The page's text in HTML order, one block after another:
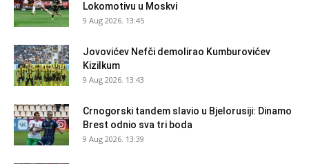
Lokomotivu u Moskvi
9 Aug 2026. 13:45
Jovovićev Nefči demolirao Kumburovićev
Kizilkum
9 Aug 2026. 13:43
Crnogorski tandem slavio u Bjelorusiji: Dinamo
Brest odnio sva tri boda
9 Aug 2026. 13:39